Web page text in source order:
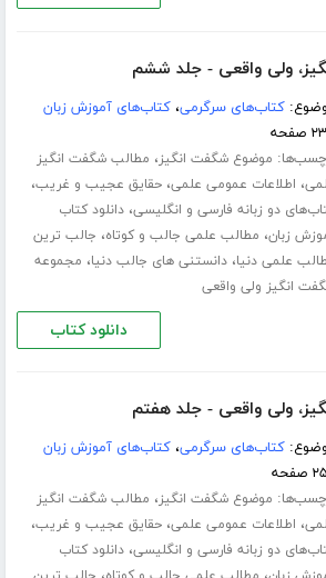
ولی واقعی - جلد ششم
کتاب‌های سرگرمی،کتاب‌های آموزش زبان
موضوع شگفت انگیز، مطالب شگفت انگیز
، اطلاعات عمومی علمی،حقایق عجیب و غریب،
دو زبانه فارسی و انگلیسی،دانلود کتاب
زبان، مطالب علمی جالب و کوتاه، جالب ترین
علمی دنیا،دانستنی های جالب دنیا، مجموعه
انگیز ولی واقعی
دانلود کتاب
ولی واقعی - جلد هفتم
کتاب‌های سرگرمی،کتاب‌های آموزش زبان
موضوع شگفت انگیز، مطالب شگفت انگیز
، اطلاعات عمومی علمی،حقایق عجیب و غریب،
دو زبانه فارسی و انگلیسی،دانلود کتاب